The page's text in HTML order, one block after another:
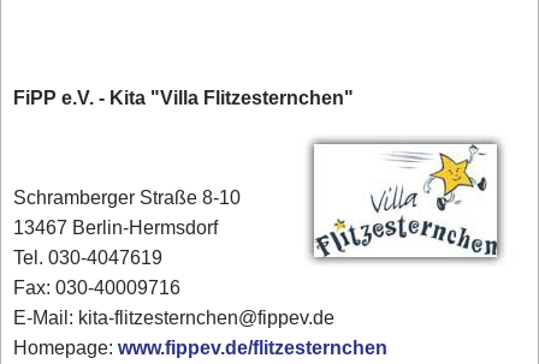
FiPP e.V. - Kita "Villa Flitzesternchen"
Schramberger Straße 8-10
13467 Berlin-Hermsdorf
Tel. 030-4047619
Fax: 030-40009716
E-Mail: kita-flitzesternchen@fippev.de
Homepage:www.fippev.de/flitzesternchen